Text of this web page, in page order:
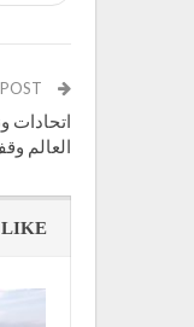
اتحادات
العالم
LIKE